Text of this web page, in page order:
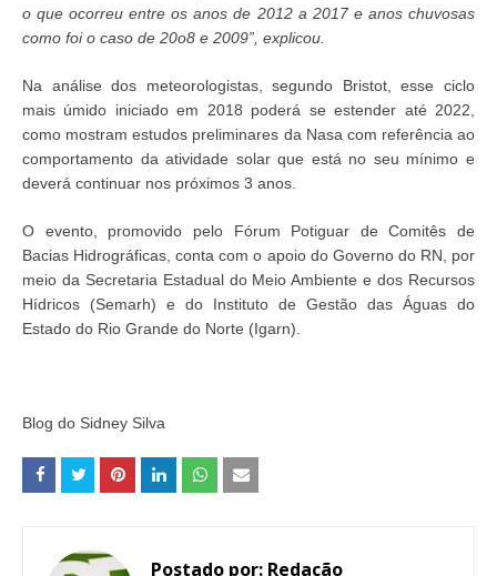
o que ocorreu entre os anos de 2012 a 2017 e anos chuvosas
como foi o caso de 20o8 e 2009”, explicou.
Na análise dos meteorologistas, segundo Bristot, esse ciclo
mais úmido iniciado em 2018 poderá se estender até 2022,
como mostram estudos preliminares da Nasa com referência ao
comportamento da atividade solar que está no seu mínimo e
deverá continuar nos próximos 3 anos.
O evento, promovido pelo Fórum Potiguar de Comitês de
Bacias Hidrográficas, conta com o apoio do Governo do RN, por
meio da Secretaria Estadual do Meio Ambiente e dos Recursos
Hídricos (Semarh) e do Instituto de Gestão das Águas do
Estado do Rio Grande do Norte (Igarn).
Blog do Sidney Silva
Postado por: Redação